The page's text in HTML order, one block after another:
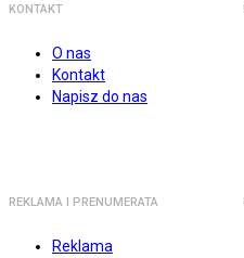
KONTAKT
O nas
Kontakt
Napisz do nas
REKLAMA I PRENUMERATA
Reklama